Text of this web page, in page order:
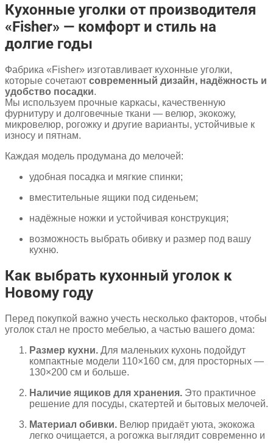
Кухонные уголки от производителя
«Fisher» — комфорт и стиль на
долгие годы
Фабрика «Fisher» изготавливает кухонные уголки,
которые сочетают современный дизайн, надёжность и
удобство посадки.
Мы используем прочные каркасы, качественную
фурнитуру и долговечные ткани — велюр, экокожу,
микровелюр, рогожку и другие варианты, устойчивые к
износу и пятнам.
Каждая модель продумана до мелочей:
удобная посадка и мягкие спинки;
вместительные ящики под сиденьем;
надёжные ножки и устойчивая конструкция;
возможность выбрать обивку и размер под вашу
кухню.
Как выбрать кухонный уголок к
Новому году
Перед покупкой важно учесть несколько факторов, чтобы
уголок стал не просто мебелью, а частью вашего дома:
Размер кухни. Для маленьких кухонь подойдут
компактные модели 110×160 см, для просторных —
130×200 см и больше.
Наличие ящиков для хранения. Это практичное
решение для посуды, скатертей и бытовых мелочей.
Материал обивки. Велюр придаёт уюта, экокожа
легко очищается, а рогожка выглядит современно и